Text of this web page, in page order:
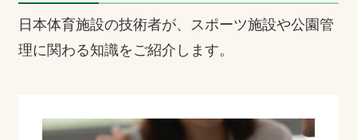
日本体育施設の技術者が、スポーツ施設や公園管
理に関わる知識をご紹介します。